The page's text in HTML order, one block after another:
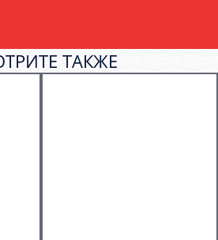
ТАКЖЕ